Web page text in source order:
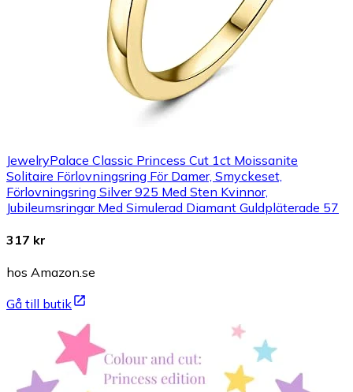
JewelryPalace Classic Princess Cut 1ct Moissanite
Solitaire Förlovningsring För Damer, Smyckeset,
Förlovningsring Silver 925 Med Sten Kvinnor,
Jubileumsringar Med Simulerad Diamant Guldpläterade 57
317 kr
hos Amazon.se
Gå till butik